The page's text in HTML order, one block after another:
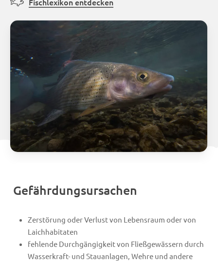
Gefährdungsursachen
Zerstörung oder Verlust von Lebensraum oder von
Laichhabitaten
fehlende Durchgängigkeit von Fließgewässern durch
Wasserkraft- und Stauanlagen, Wehre und andere